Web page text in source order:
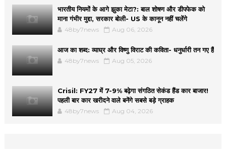
भारतीय नियमों के आगे झुका मेटा?: बाल शोषण और डीपफेक को
माना गंभीर मुद्दा, सरकार बोली- US के कानून नहीं चलेंगे
48by7news Aug 06, 2026
आज का शब्द: व्याघ्र और विष्णु विराट की कविता- धनुर्धारी तन गए हैं
48by7news Aug 05, 2026
Crisil: FY27 में 7-9% बढ़ेगा संगठित सेकंड हैंड कार बाजार!
पहली बार कार खरीदने वाले बनेंगे सबसे बड़े ग्राहक
48by7news Aug 04, 2026